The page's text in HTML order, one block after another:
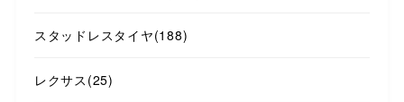
スタッドレスタイヤ(188)
レクサス (25)